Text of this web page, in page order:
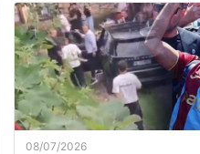
08/07/2026